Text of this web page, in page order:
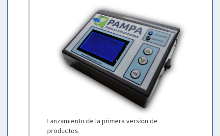
Lanzamiento de la primera version de
productos.